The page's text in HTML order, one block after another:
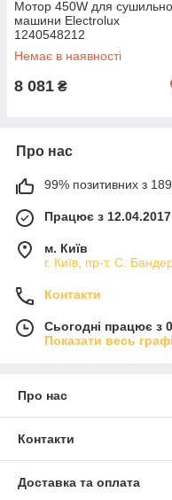
Мотор 450W для
машини Electrolux
1240548212
Немає в наявності
8 081 ₴
Про нас
99% позитивних з 189
Працює з 12.04.2017
м. Київ
г. Київ, пр-т. С.
Контакти
Сьогодні працює з
Показати весь
Про нас
Контакти
Доставка та оплата